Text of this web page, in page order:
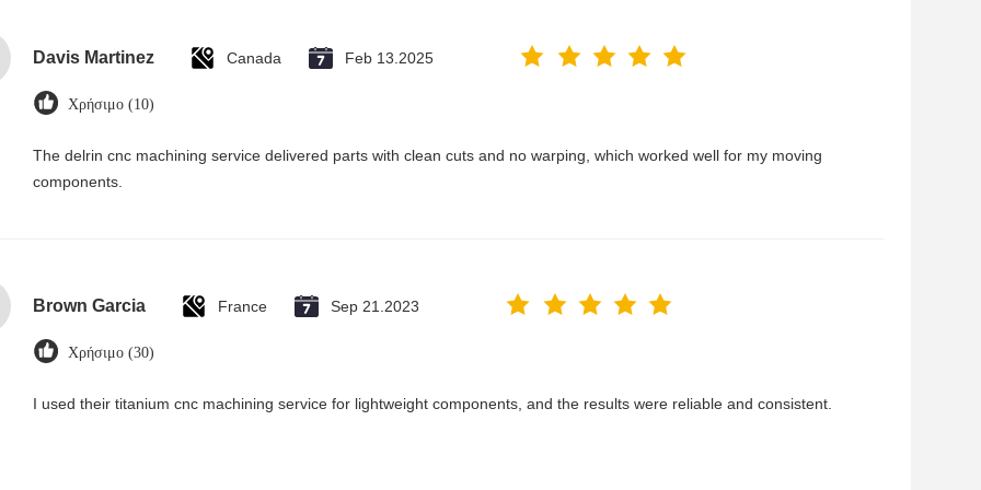
Davis Martinez Canada Feb 13.2025
Χρήσιμο (10)
The delrin cnc machining service delivered parts with clean cuts and no warping, which worked well for my moving
components.
Brown Garcia France Sep 21.2023
Χρήσιμο (30)
I used their titanium cnc machining service for lightweight components, and the results were reliable and consistent.